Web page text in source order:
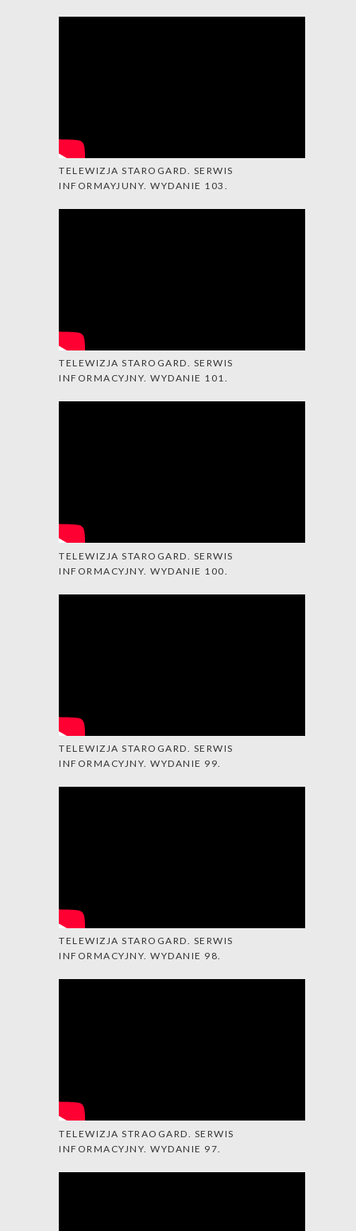
TELEWIZJA STAROGARD. SERWIS
INFORMAYJUNY. WYDANIE 103.
TELEWIZJA STAROGARD. SERWIS
INFORMACYJNY. WYDANIE 101.
TELEWIZJA STAROGARD. SERWIS
INFORMACYJNY. WYDANIE 100.
TELEWIZJA STAROGARD. SERWIS
INFORMACYJNY. WYDANIE 99.
TELEWIZJA STAROGARD. SERWIS
INFORMACYJNY. WYDANIE 98.
TELEWIZJA STRAOGARD. SERWIS
INFORMACYJNY. WYDANIE 97.